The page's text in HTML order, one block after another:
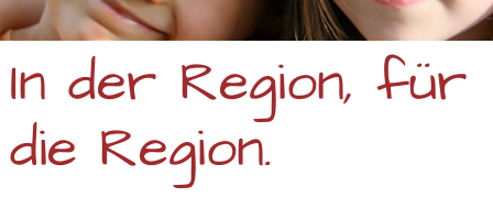
In der Region, für
die Region.